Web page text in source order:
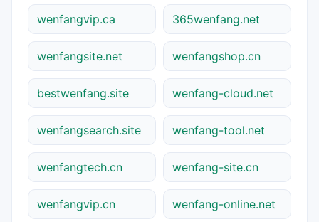
wenfangvip.ca 365wenfang.net
wenfangsite.net wenfangshop.cn
bestwenfang.site wenfang-cloud.net
wenfangsearch.site wenfang-tool.net
wenfangtech.cn wenfang-site.cn
wenfangvip.cn wenfang-online.net